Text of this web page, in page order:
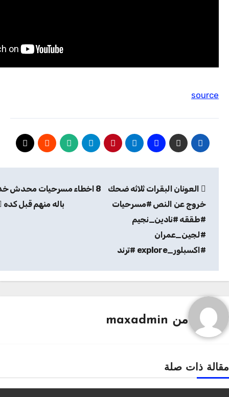
source
المقالات
العونان البقرات ثلاثه ضحك
خروج عن النص #مسرحيات
#طققه #نادين_نجيم
#لجين_عمران
#اكسبلور_explore #ترند
8 اخطاء مسرحيات محدش
باله منهم قبل كده
من maxadmin
مقالة ذات صلة